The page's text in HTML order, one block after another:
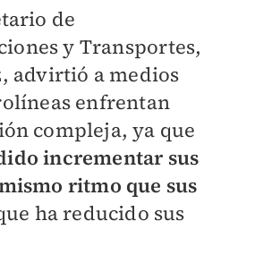
de
y Transportes,
advirtió a medios
enfrentan
compleja, ya que
incrementar sus
ritmo que sus
ha reducido sus